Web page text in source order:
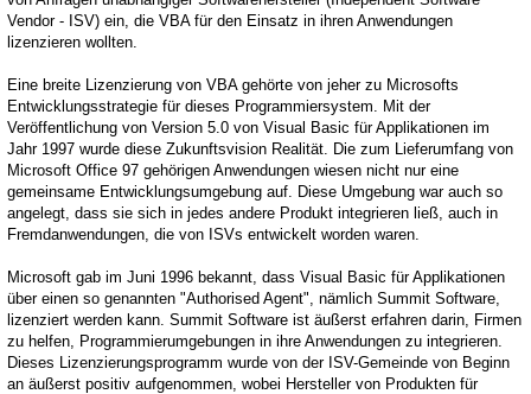
Vendor - ISV) ein, die VBA für den Einsatz in ihren Anwendungen
lizenzieren wollten.
Eine breite Lizenzierung von VBA gehörte von jeher zu Microsofts
Entwicklungsstrategie für dieses Programmiersystem. Mit der
Veröffentlichung von Version 5.0 von Visual Basic für Applikationen im
Jahr 1997 wurde diese Zukunftsvision Realität. Die zum Lieferumfang von
Microsoft Office 97 gehörigen Anwendungen wiesen nicht nur eine
gemeinsame Entwicklungsumgebung auf. Diese Umgebung war auch so
angelegt, dass sie sich in jedes andere Produkt integrieren ließ, auch in
Fremdanwendungen, die von ISVs entwickelt worden waren.
Microsoft gab im Juni 1996 bekannt, dass Visual Basic für Applikationen
über einen so genannten "Authorised Agent", nämlich Summit Software,
lizenziert werden kann. Summit Software ist äußerst erfahren darin, Firmen
zu helfen, Programmierumgebungen in ihre Anwendungen zu integrieren.
Dieses Lizenzierungsprogramm wurde von der ISV-Gemeinde von Beginn
an äußerst positiv aufgenommen, wobei Hersteller von Produkten für